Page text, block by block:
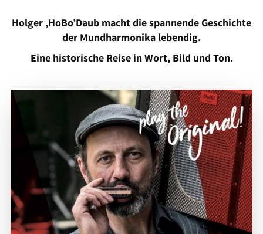
Holger ‚HoBo’Daub macht die spannende Geschichte
der Mundharmonika lebendig.
Eine historische Reise in Wort, Bild und Ton.